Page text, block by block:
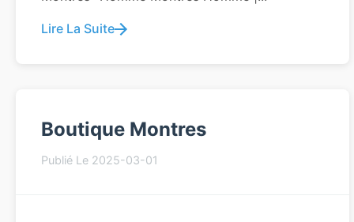
Lire La Suite
Boutique Montres
Publié Le 2025-03-01